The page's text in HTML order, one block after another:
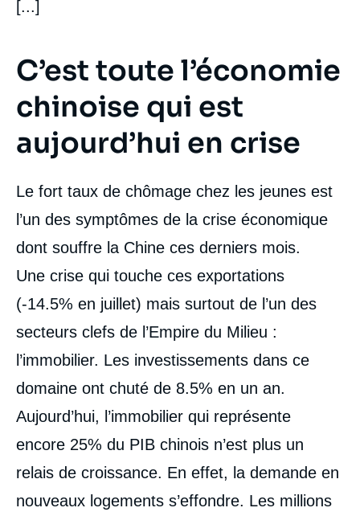
[...]
C’est toute l’économie
chinoise qui est
aujourd’hui en crise
Le fort taux de chômage chez les jeunes est
l’un des symptômes de la crise économique
dont souffre la Chine ces derniers mois.
Une crise qui touche ces exportations
(-14.5% en juillet) mais surtout de l’un des
secteurs clefs de l’Empire du Milieu :
l’immobilier. Les investissements dans ce
domaine ont chuté de 8.5% en un an.
Aujourd’hui, l’immobilier qui représente
encore 25% du PIB chinois n’est plus un
relais de croissance. En effet, la demande en
nouveaux logements s’effondre. Les millions